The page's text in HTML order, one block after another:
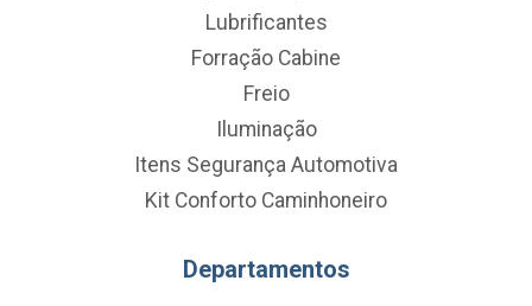
Lubrificantes
Forração Cabine
Freio
Iluminação
Itens Segurança Automotiva
Kit Conforto Caminhoneiro
Departamentos